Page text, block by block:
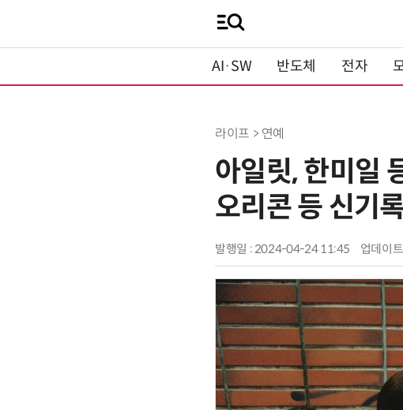
AI·SW 반도체 전자
라이프 > 연예
아일릿, 한미일
오리콘 등 신기
발행일 : 2024-04-24 11:45 업데이